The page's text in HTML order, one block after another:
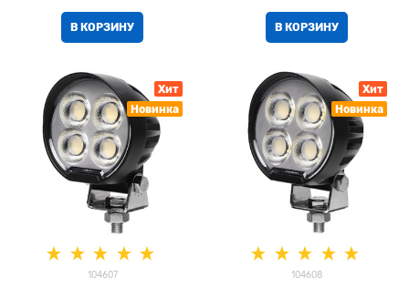
В КОРЗИНУ В КОРЗИНУ
Хит
Новинка
104607
Хит
Новинка
104608